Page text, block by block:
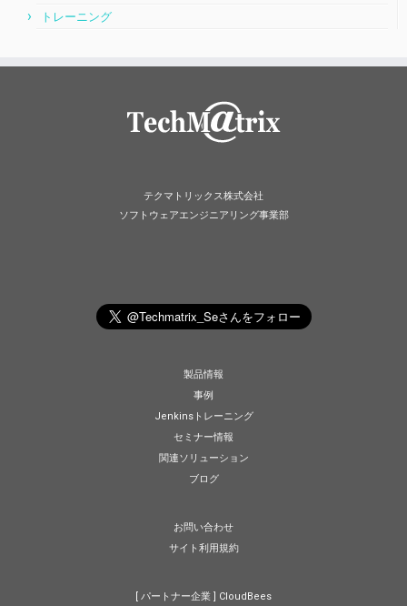
トレーニング
テクマトリックス株式会社
ソフトウェアエンジニアリング事業部
製品情報
事例
Jenkinsトレーニング
セミナー情報
関連ソリューション
ブログ
お問い合わせ
サイト利用規約
[ パートナー企業 ] CloudBees